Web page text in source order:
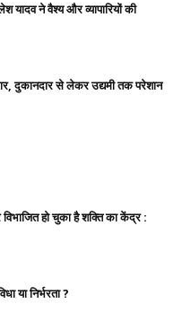
यादव ने वैश्य और व्यापारियों की
दुकानदार से लेकर उद्यमी तक परेशान
हो चुका है शक्ति का केंद्र :
या निर्भरता ?